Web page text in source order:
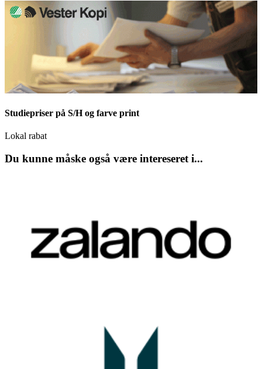
Studiepriser på S/H og farve print
Lokal rabat
Du kunne måske også være intereseret i...